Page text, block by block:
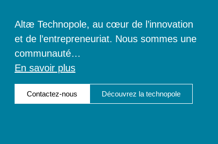
Altæ Technopole, au cœur de l’innovation
et de l’entrepreneuriat. Nous sommes une
communauté…
En savoir plus
Contactez-nous Découvrez la technopole